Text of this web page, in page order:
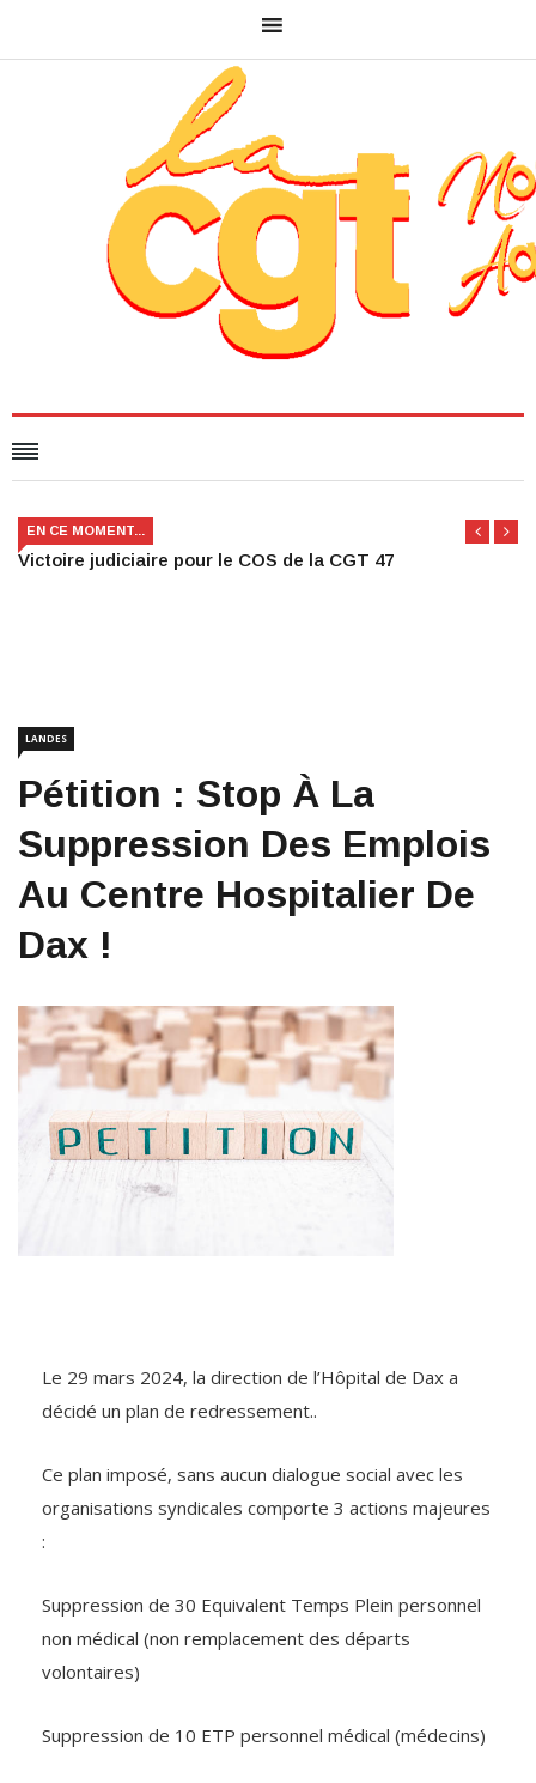
EN CE MOMENT...
Victoire judiciaire pour le COS de la CGT 47
LANDES
Pétition : Stop À La
Suppression Des Emplois
Au Centre Hospitalier De
Dax !
Le 29 mars 2024, la direction de l’Hôpital de Dax a
décidé un plan de redressement..
Ce plan imposé, sans aucun dialogue social avec les
organisations syndicales comporte 3 actions majeures
:
Suppression de 30 Equivalent Temps Plein personnel
non médical (non remplacement des départs
volontaires)
Suppression de 10 ETP personnel médical (médecins)